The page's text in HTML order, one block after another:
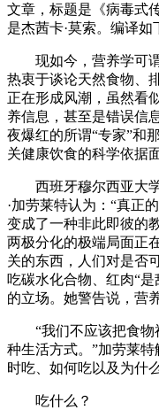
体育 直播 竞猜
VIP会员 CCTV奥
财经 教育 乡
大国智造 大国展会
CCTV.节目官网
文章，标题是《病毒式
是杰茜卡·莫索。编译如
现如今，营养学可
热衷于谈论天然食物、
正在形成风潮，虽然看
养信息，甚至是错误信
夜爆红的所谓“专家”和
关健康饮食的科学依据
西班牙穆尔西亚大
·加劳莱特认为：“真正
变成了一种非此即彼的
两极分化的极端局面正
关的东西，人们对是否
吃碳水化合物、红肉“
的立场。她警告说，营
“我们不应该把食
种生活方式。”加劳莱
时吃、如何吃以及为什
吃什么？